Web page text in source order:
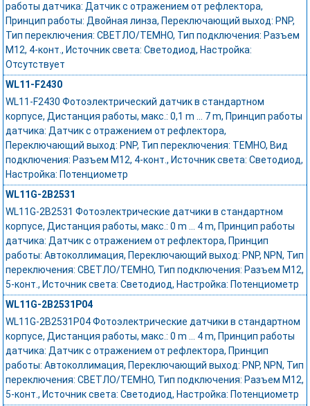
работы датчика: Датчик с отражением от рефлектора,
Принцип работы: Двойная линза, Переключающий выход: PNP,
Тип переключения: СВЕТЛО/ТЕМНО, Тип подключения: Разъем
M12, 4-конт., Источник света: Светодиод, Настройка:
Отсутствует
WL11-F2430
WL11-F2430 Фотоэлектрический датчик в стандартном
корпусе, Дистанция работы, макс.: 0,1 m ... 7 m, Принцип работы
датчика: Датчик с отражением от рефлектора,
Переключающий выход: PNP, Тип переключения: ТЕМНО, Вид
подключения: Разъем M12, 4-конт., Источник света: Светодиод,
Настройка: Потенциометр
WL11G-2B2531
WL11G-2B2531 Фотоэлектрические датчики в стандартном
корпусе, Дистанция работы, макс.: 0 m ... 4 m, Принцип работы
датчика: Датчик с отражением от рефлектора, Принцип
работы: Автоколлимация, Переключающий выход: PNP, NPN, Тип
переключения: СВЕТЛО/ТЕМНО, Тип подключения: Разъем M12,
5-конт., Источник света: Светодиод, Настройка: Потенциометр
WL11G-2B2531P04
WL11G-2B2531P04 Фотоэлектрические датчики в стандартном
корпусе, Дистанция работы, макс.: 0 m ... 4 m, Принцип работы
датчика: Датчик с отражением от рефлектора, Принцип
работы: Автоколлимация, Переключающий выход: PNP, NPN, Тип
переключения: СВЕТЛО/ТЕМНО, Тип подключения: Разъем M12,
5-конт., Источник света: Светодиод, Настройка: Потенциометр